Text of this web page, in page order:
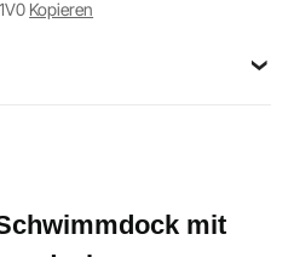
Kopieren
+ Blau + Orange mit